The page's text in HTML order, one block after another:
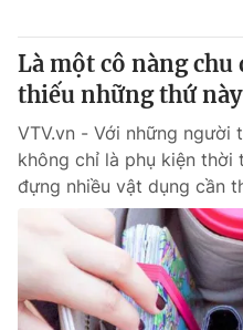
Là một cô nàng
thiếu những thứ
VTV.vn - Với những người
không chỉ là phụ kiện thời
đựng nhiều vật dụng cần